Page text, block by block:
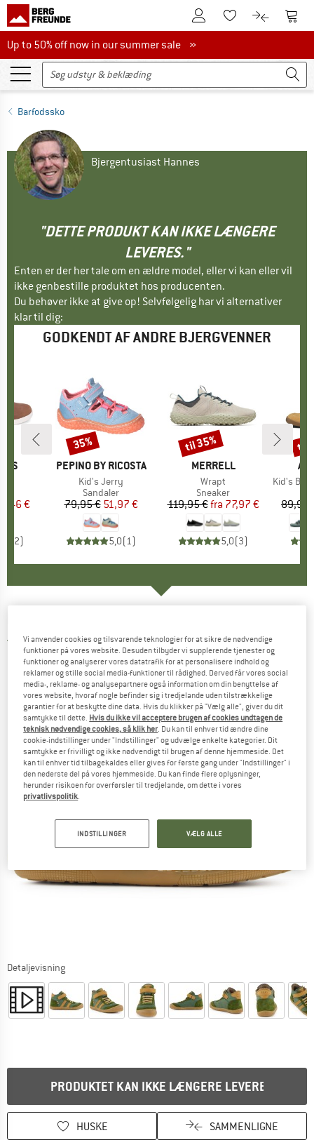
Til kundekontoenTil huskesedlen.
Til Til
Up to 50% off now in our summer sale
Up to 50% off now in our summer sale »
Barfodssko
Bjergentusiast Hannes
"DETTE PRODUKT KAN IKKE LÆNGERE
LEVERES."
Enten er der her tale om en ældre model, eller vi kan eller vil
ikke genbestille produktet hos producenten.
Du behøver ikke at give op! Selvfølgelig har vi alternativer
klar til dig:
GODKENDT AF ANDRE BJERGVENNER
pris
€
2)
MÆRKE
PEPINO BY RICOSTA
Artikel
Kid's Jerry
Produktgruppe
Sandaler
Pris
79,95 €Nedsat pris
51,97 €
5,0(1)
Rabat
35%
MÆRKE
MERRELL
Artikel
Wrapt
Produktgruppe
Sneaker
Pris
119,95 € Nedsat pris
fra 77,97 €
5,0(3)
Rabat
til 35%
Artikel
Kid's Barefoot
89,95
til
5,0(2)
Detaljevisning
PRODUKTET KAN IKKE LÆNGERE LEVERES
HUSKE SAMMENLIGNE
Vi anvender cookies og tilsvarende teknologier for at sikre de nødvendige
funktioner på vores website. Desuden tilbyder vi supplerende tjenester og
funktioner og analyserer vores datatrafik for at personalisere indhold og
reklamer og stille social media-funktioner til rådighed. Derved får vores social
media-, reklame- og analysepartnere også information om din benyttelse af
vores website, hvoraf nogle befinder sig i tredjelande uden tilstrækkelige
garantier for at beskytte dine data. Hvis du klikker på "Vælg alle", giver du dit
samtykke til dette. Hvis du ikke vil acceptere brugen af cookies undtagen de
teknisk nødvendige cookies, så klik her. Du kan til enhver tid ændre dine
cookie-indstillinger under "Indstillinger" og udvælge enkelte kategorier. Dit
samtykke er frivilligt og ikke nødvendigt til brugen af denne hjemmeside. Det
kan til enhver tid tilbagekaldes eller gives for første gang under "Indstillinger" i
den nederste del på vores hjemmeside. Du kan finde flere oplysninger,
herunder risikoen for overførsler til tredjelande, om dette i vores
privatlivspolitik.
INDSTILLINGER VÆLG ALLE